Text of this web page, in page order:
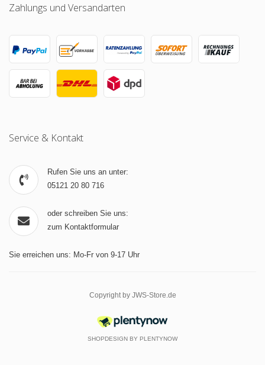
Zahlungs und Versandarten
Service & Kontakt
Rufen Sie uns an unter:
05121 20 80 716
oder schreiben Sie uns:
zum Kontaktformular
Sie erreichen uns: Mo-Fr von 9-17 Uhr
Copyright by JWS-Store.de
SHOPDESIGN BY PLENTYNOW